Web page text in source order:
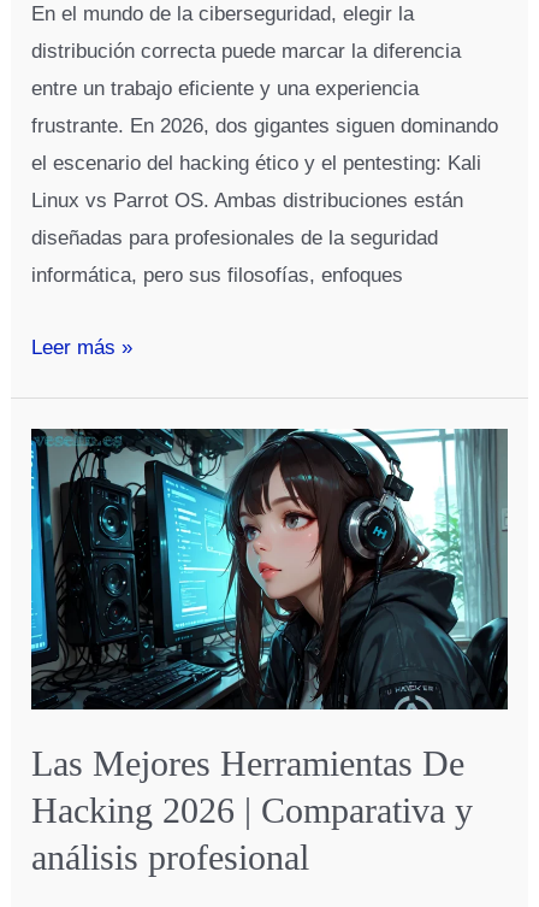
En el mundo de la ciberseguridad, elegir la
distribución correcta puede marcar la diferencia
entre un trabajo eficiente y una experiencia
frustrante. En 2026, dos gigantes siguen dominando
el escenario del hacking ético y el pentesting: Kali
Linux vs Parrot OS. Ambas distribuciones están
diseñadas para profesionales de la seguridad
informática, pero sus filosofías, enfoques
Kali
Parrot
OS:
Comparación
y
Análisis
Completo
en
Leer más »
Las Mejores Herramientas De
Hacking 2026 | Comparativa y
análisis profesional